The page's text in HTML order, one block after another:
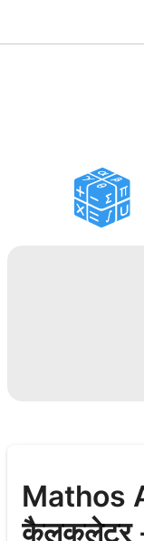
PDF होमवर्क
अध्ययन उपकरण
Mathos
कैलकुलेटर